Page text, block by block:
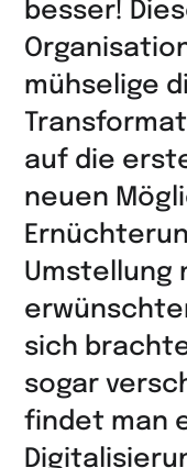
teilen
besser!
mühselige
auf die
neuen
Umstellung
sich
sogar
findet man